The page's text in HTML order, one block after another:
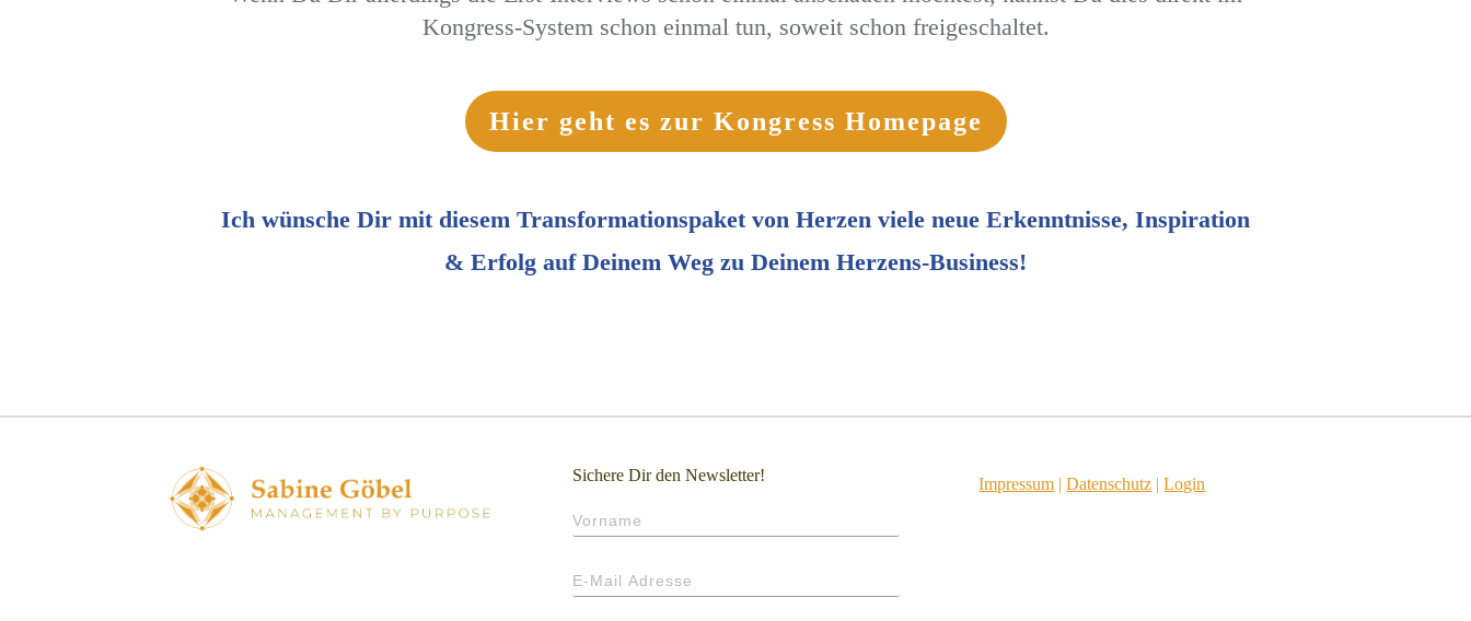
Kongress-System schon einmal tun, soweit schon freigeschaltet.
Hier geht es zur Kongress Homepage
Ich wünsche Dir mit diesem Transformationspaket von Herzen viele neue Erkenntnisse, Inspiration
& Erfolg auf Deinem Weg zu Deinem Herzens-Business!
Sichere Dir den Newsletter! Impressum |Datenschutz |Login